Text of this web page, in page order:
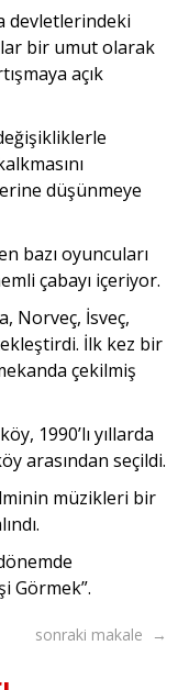
devletlerindeki
bir umut olarak
açık
düşünmeye
bazı oyuncuları
çabayı içeriyor.
Norveç, İsveç,
İlk kez bir
çekilmiş
1990’lı yıllarda
arasından seçildi.
müzikleri bir
Görmek”.
sonraki makale →